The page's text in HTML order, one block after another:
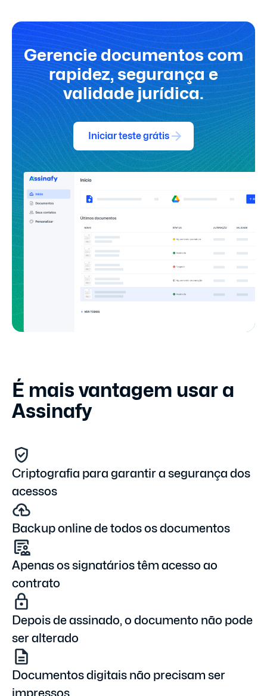
Gerencie documentoscom
rapidez, segurançae
validade jurídica.
Iniciar teste grátis
É mais vantagem usar a
Assinafy
Criptografia para garantir a segurança dos
acessos
Backup online de todos os documentos
Apenas os signatários têm acesso ao
contrato
Depois de assinado, o documento não pode
ser alterado
Documentos digitais não precisam ser
impressos